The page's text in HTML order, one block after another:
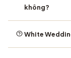
không?
White